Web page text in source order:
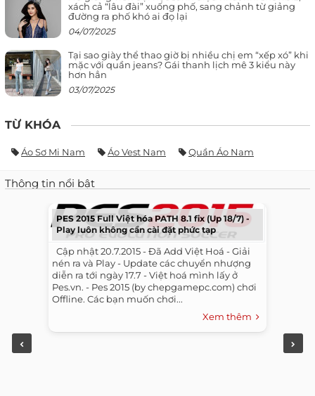
xách cả “lâu đài” xuống phố, sang chảnh từ giảng
đường ra phố khó ai đọ lại
04/07/2025
Tại sao giày thể thao giờ bị nhiều chị em “xếp xó” khi
mặc với quần jeans? Gái thanh lịch mê 3 kiểu này
hơn hẳn
03/07/2025
TỪ KHÓA
Áo Sơ Mi Nam Áo Vest Nam Quần Áo Nam
Thông tin nổi bật
PES 2015 Full Việt hóa PATH 8.1 fix (Up 18/7) -
Play luôn không cần cài đặt phức tạp
​ ​ Cập nhật 20.7.2015 - Đã Add Việt Hoá - Giải
nén ra và Play - Update các chuyển nhượng
diễn ra tới ngày 17.7 - Việt hoá mình lấy ở
Pes.vn. - Pes 2015 (by chepgamepc.com) chơi
Offline. Các bạn muốn chơi...
Xem thêm